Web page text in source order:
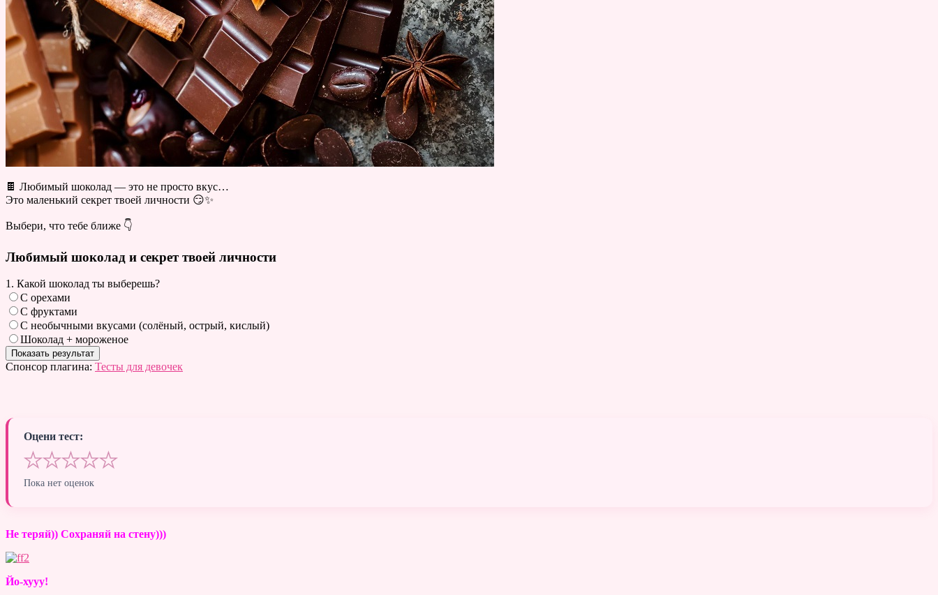
🍫 Любимый шоколад — это не просто вкус…
Это маленький секрет твоей личности 😏✨
Выбери, что тебе ближе 👇
Любимый шоколад и секрет твоей личности
1. Какой шоколад ты выберешь?
С орехами
С фруктами
С необычными вкусами (солёный, острый, кислый)
Шоколад + мороженое
Спонсор плагина: Тесты для девочек
Оцени тест:
★★★★★
Пока нет оценок
Не теряй)) Сохраняй на стену)))
Йо-хууу!